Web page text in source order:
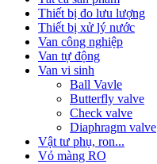
Thiết bị đo lưu lượng
Thiết bị xử lý nước
Van công nghiệp
Van tự động
Van vi sinh
Ball Vavle
Butterfly valve
Check valve
Diaphragm valve
Vật tư phụ, ron...
Vỏ màng RO